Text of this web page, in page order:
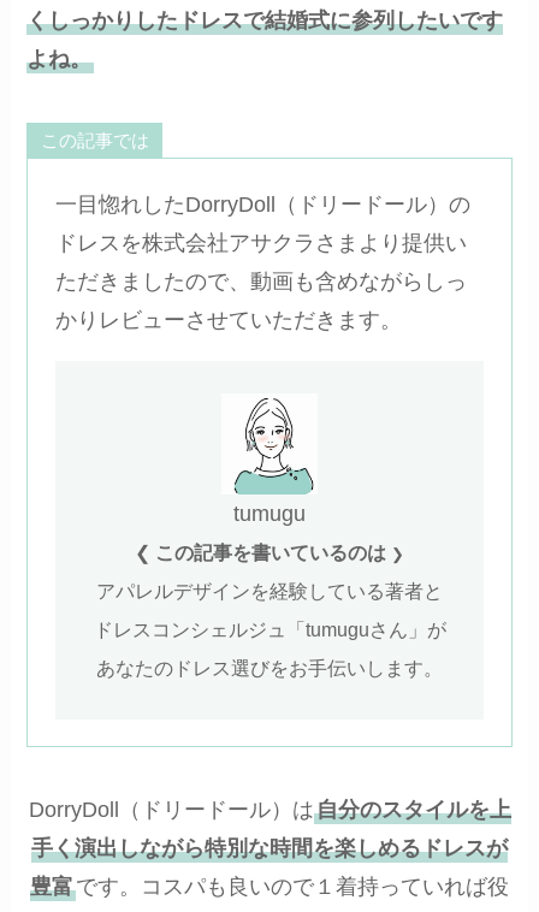
くしっかりしたドレスで結婚式に参列したいです
よね。
この記事では
一目惚れしたDorryDoll（ドリードール）の
ドレスを株式会社アサクラさまより提供い
ただきましたので、動画も含めながらしっ
かりレビューさせていただきます。
tumugu
❮ この記事を書いているのは ❯
アパレルデザインを経験している著者と
ドレスコンシェルジュ「tumuguさん」が
あなたのドレス選びをお手伝いします。
DorryDoll（ドリードール）は自分のスタイルを上
手く演出しながら特別な時間を楽しめるドレスが
豊富です。コスパも良いので１着持っていれば役